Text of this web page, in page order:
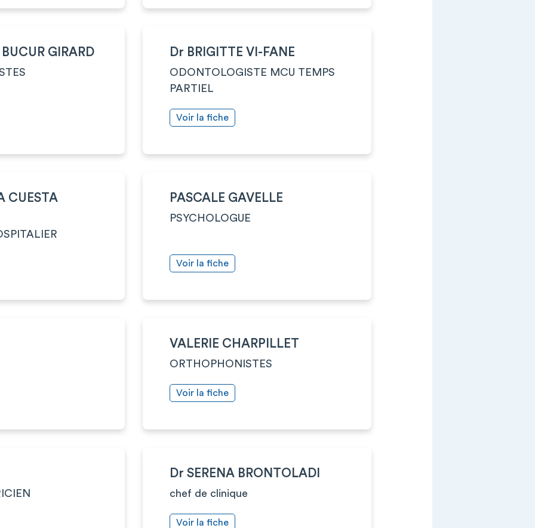
GIRARD Dr BRIGITTE VI-FANE
ODONTOLOGISTE MCU TEMPS
PARTIEL
Voir la fiche
CUESTA PASCALE GAVELLE
PSYCHOLOGUE
Voir la fiche
VALERIE CHARPILLET
ORTHOPHONISTES
Voir la fiche
Dr SERENA BRONTOLADI
chef de clinique
Voir la fiche